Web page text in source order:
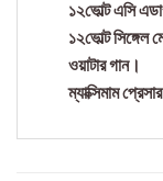
১২ভোল্ট এসি
১২ভোল্ট সিঙ্গেল
ওয়াটার গান।
ম্যাক্সিমাম